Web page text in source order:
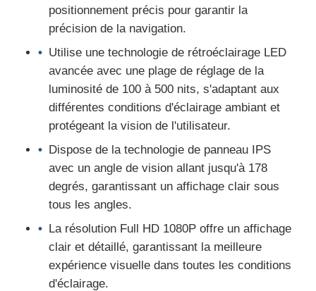
positionnement précis pour garantir la
précision de la navigation.
Utilise une technologie de rétroéclairage LED
avancée avec une plage de réglage de la
luminosité de 100 à 500 nits, s'adaptant aux
différentes conditions d'éclairage ambiant et
protégeant la vision de l'utilisateur.
Dispose de la technologie de panneau IPS
avec un angle de vision allant jusqu'à 178
degrés, garantissant un affichage clair sous
tous les angles.
La résolution Full HD 1080P offre un affichage
clair et détaillé, garantissant la meilleure
expérience visuelle dans toutes les conditions
d'éclairage.